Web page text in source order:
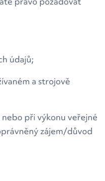
údajů;
a strojově
při výkonu veřejné
zájem/důvod